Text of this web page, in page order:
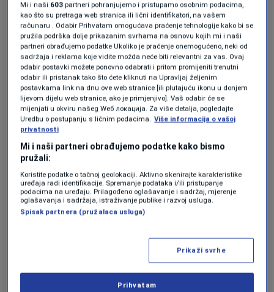
Usklađivanje sa
evropskim pravilima
Iz Vlade FBiH navode da se ovim zakonom
djelimično preuzimaju odredbe Direktive
2009/73/EZ Evropskog parlamenta i Vijeća o
zajedničkim pravilima za unutrašnje tržište
prirodnog gasa.
Među osnovnim ciljevima zakona navedeni su
prirodnim gasom po definisanim standardima
kvaliteta i pristupačnim cijenama, te siguran,
pouzdan i efikasan rad distributivnog sistema.
Mi i naši 603 partneri pohranjujemo i pristupamo osobnim podacima,
kao što su pretraga web stranica ili lični identifikatori, na vašem
računaru . Odabir Prihvatam omogućava praćenje tehnologije kako bi se
pružila podrška dolje prikazanim svrhama na osnovu kojih mi i naši
partneri obrađujemo podatke Ukoliko je praćenje onemogućeno, neki od
sadržaja i reklama koje vidite možda neće biti relevantni za vas. Ovaj
odabir postavki možete ponovno odabrati i pritom promijeniti trenutni
odabir ili pristanak tako što ćete kliknuti na Upravljaj željenim
postavkama link na dnu ove web stranice [ili plutajuću ikonu u donjem
lijevom dijelu web stranice, ako je primjenjivo]. Vaš odabir će se
mijenjati u okviru našeg Wеб локација. Za više detalja, pogledajte
Uredbu o postupanju s ličnim podacima. Više informacija o vašoj
privatnosti
Mi i naši partneri obrađujemo podatke kako bismo
pružali:
Koristite podatke o tačnoj geolokaciji. Aktivno skenirajte karakteristike
uređaja radi identifikacije. Spremanje podataka i/ili pristupanje
podacima na uređaju. Prilagođeno oglašavanje i sadržaj, mjerenje
oglašavanja i sadržaja, istraživanje publike i razvoj usluga.
Spisak partnera (pružalaca usluga)
Prikaži svrhe
Prihvatam